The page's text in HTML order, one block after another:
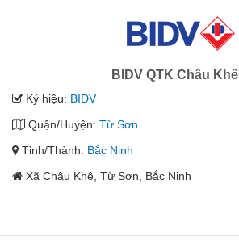
BIDV QTK Châu Khê
Ký hiệu: BIDV
Quận/Huyện: Từ Sơn
Tỉnh/Thành: Bắc Ninh
Xã Châu Khê, Từ Sơn, Bắc Ninh